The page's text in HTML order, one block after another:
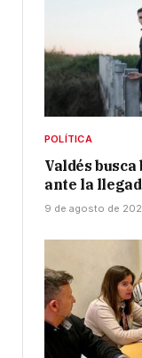
POLÍTICA
Valdés
ante la
9 de agosto de